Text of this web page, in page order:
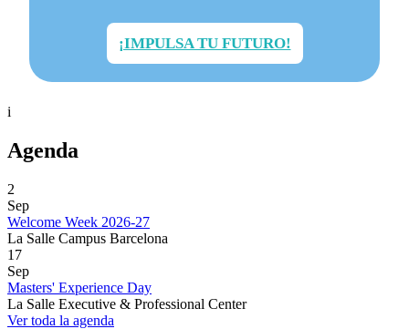
¡IMPULSA TU FUTURO!
i
Agenda
2
Sep
Welcome Week 2026-27
La Salle Campus Barcelona
17
Sep
Masters' Experience Day
La Salle Executive & Professional Center
Ver toda la agenda